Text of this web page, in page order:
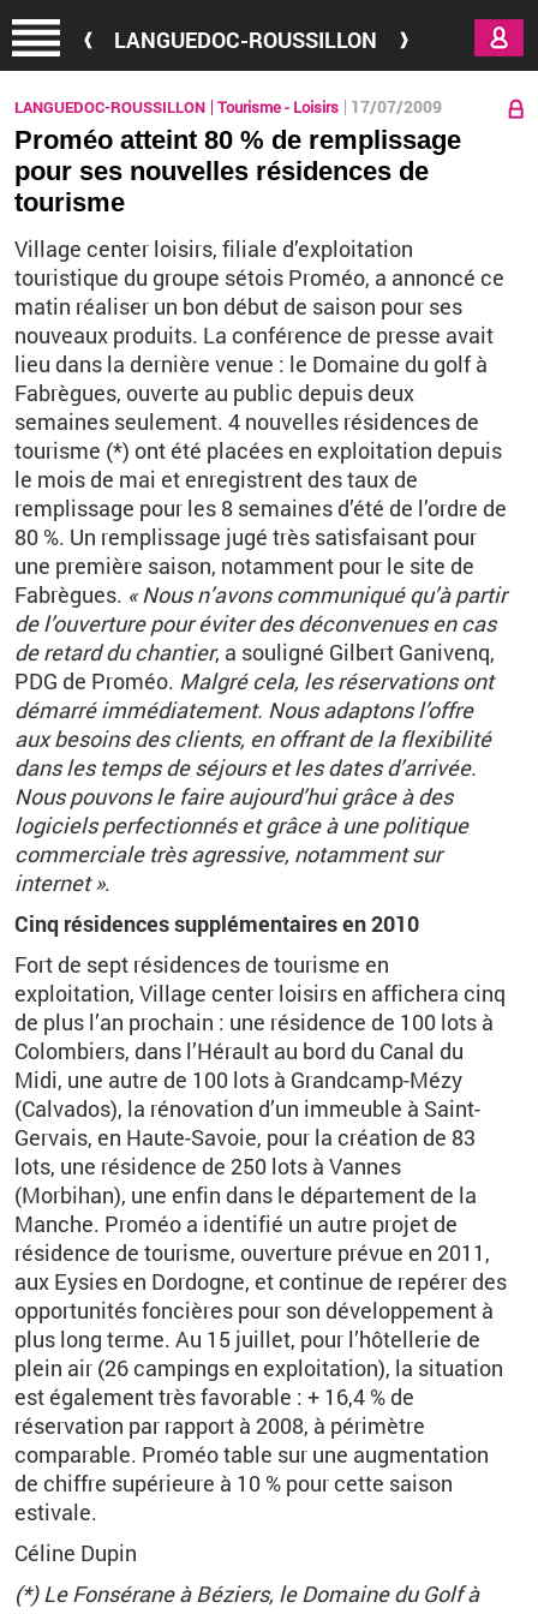
LANGUEDOC-ROUSSILLON
LANGUEDOC-ROUSSILLON Tourisme - Loisirs 17/07/2009
Proméo atteint 80 % de remplissage
pour ses nouvelles résidences de
tourisme
Village center loisirs, filiale d’exploitation
touristique du groupe sétois Proméo, a annoncé ce
matin réaliser un bon début de saison pour ses
nouveaux produits. La conférence de presse avait
lieu dans la dernière venue : le Domaine du golf à
Fabrègues, ouverte au public depuis deux
semaines seulement. 4 nouvelles résidences de
tourisme (*) ont été placées en exploitation depuis
le mois de mai et enregistrent des taux de
remplissage pour les 8 semaines d’été de l’ordre de
80 %. Un remplissage jugé très satisfaisant pour
une première saison, notamment pour le site de
Fabrègues. « Nous n’avons communiqué qu’à partir
de l’ouverture pour éviter des déconvenues en cas
de retard du chantier, a souligné Gilbert Ganivenq,
PDG de Proméo. Malgré cela, les réservations ont
démarré immédiatement. Nous adaptons l’offre
aux besoins des clients, en offrant de la flexibilité
dans les temps de séjours et les dates d’arrivée.
Nous pouvons le faire aujourd’hui grâce à des
logiciels perfectionnés et grâce à une politique
commerciale très agressive, notamment sur
internet ».
Cinq résidences supplémentaires en 2010
Fort de sept résidences de tourisme en
exploitation, Village center loisirs en affichera cinq
de plus l’an prochain : une résidence de 100 lots à
Colombiers, dans l’Hérault au bord du Canal du
Midi, une autre de 100 lots à Grandcamp-Mézy
(Calvados), la rénovation d’un immeuble à Saint-
Gervais, en Haute-Savoie, pour la création de 83
lots, une résidence de 250 lots à Vannes
(Morbihan), une enfin dans le département de la
Manche. Proméo a identifié un autre projet de
résidence de tourisme, ouverture prévue en 2011,
aux Eysies en Dordogne, et continue de repérer des
opportunités foncières pour son développement à
plus long terme. Au 15 juillet, pour l’hôtellerie de
plein air (26 campings en exploitation), la situation
est également très favorable : + 16,4 % de
réservation par rapport à 2008, à périmètre
comparable. Proméo table sur une augmentation
de chiffre supérieure à 10 % pour cette saison
estivale.
Céline Dupin
(*) Le Fonsérane à Béziers, le Domaine du Golf à